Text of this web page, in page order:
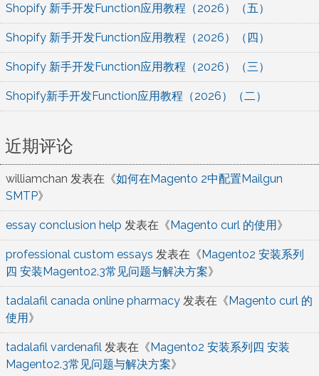
Shopify 新手开发Function应用教程（2026）（五）
Shopify 新手开发Function应用教程（2026）（四）
Shopify 新手开发Function应用教程（2026）（三）
Shopify新手开发Function应用教程（2026）（二）
近期评论
williamchan 发表在《如何在Magento 2中配置Mailgun
SMTP》
essay conclusion help 发表在《Magento curl 的使用》
professional custom essays 发表在《Magento2 安装系列
四 安装Magento2.3常见问题与解决方案》
tadalafil canada online pharmacy 发表在《Magento curl 的
使用》
tadalafil vardenafil 发表在《Magento2 安装系列四 安装
Magento2.3常见问题与解决方案》